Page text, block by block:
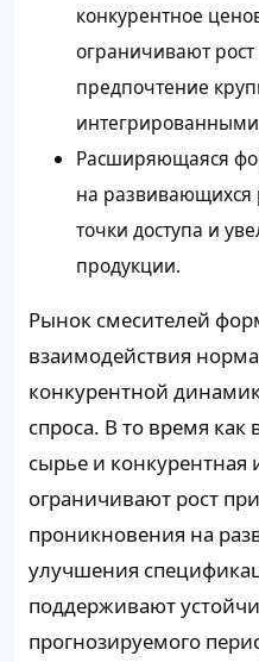
конкурентное
ограничивают
предпочтение
Расширяющаяся
на развивающихся
точки доступа и
продукции.
Рынок смесителей
взаимодействия
конкурентной
спроса. В то время как
сырье и конкурентная
ограничивают рост
проникновения на
улучшения
поддерживают
прогнозируемого